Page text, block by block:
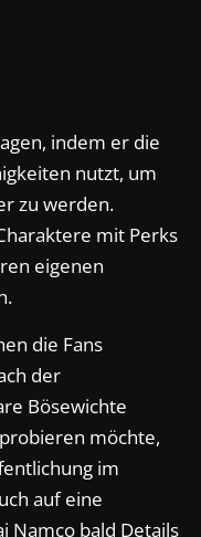
indem er die
nutzt, um
zu werden.
mit Perks
eigenen
die Fans
der
Bösewichte
möchte,
im
auf eine
Namco bald Details